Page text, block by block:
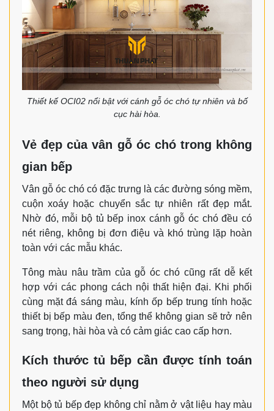
Thiết kế OCI02 nổi bật với cánh gỗ óc chó tự nhiên và bố
cục hài hòa.
Vẻ đẹp của vân gỗ óc chó trong không
gian bếp
Vân gỗ óc chó có đặc trưng là các đường sóng mềm,
cuộn xoáy hoặc chuyển sắc tự nhiên rất đẹp mắt.
Nhờ đó, mỗi bộ tủ bếp inox cánh gỗ óc chó đều có
nét riêng, không bị đơn điệu và khó trùng lặp hoàn
toàn với các mẫu khác.
Tông màu nâu trầm của gỗ óc chó cũng rất dễ kết
hợp với các phong cách nội thất hiện đại. Khi phối
cùng mặt đá sáng màu, kính ốp bếp trung tính hoặc
thiết bị bếp màu đen, tổng thể không gian sẽ trở nên
sang trọng, hài hòa và có cảm giác cao cấp hơn.
Kích thước tủ bếp cần được tính toán
theo người sử dụng
Một bộ tủ bếp đẹp không chỉ nằm ở vật liệu hay màu